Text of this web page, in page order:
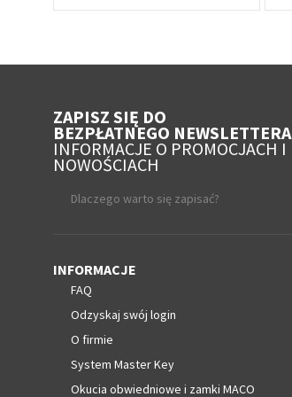
ZAPISZ SIĘ DO
BEZPŁATNEGO NEWSLETTERA
INFORMACJE O PROMOCJACH I
NOWOŚCIACH
Dlaczego warto się zapisać?
INFORMACJE
FAQ
Odzyskaj swój login
O firmie
System Master Key
Okucia obwiedniowe i zamki MACO